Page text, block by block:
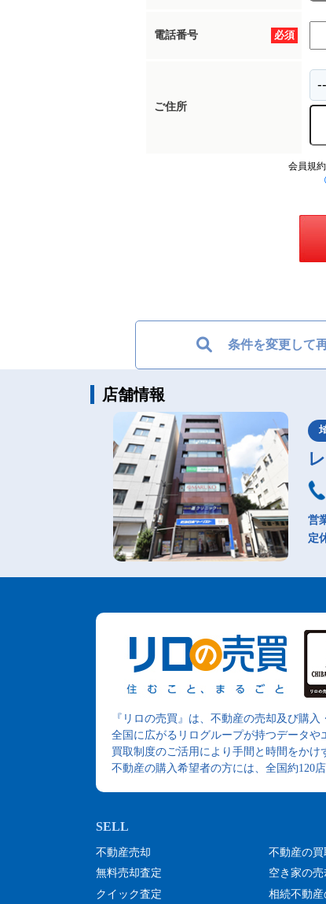
必須
電話番号
ご住所
会員規
条件を変更して
店舗情報
営
定
『リロの売買』は、不動産の売却及び購
全国に広がるリログループが持つデータや
買取制度のご活用により手間と時間をかけ
不動産の購入希望者の方には、全国約120
不動産売却
無料売却査定
クイック査定
不動産の買
空き家の売
相続不動産